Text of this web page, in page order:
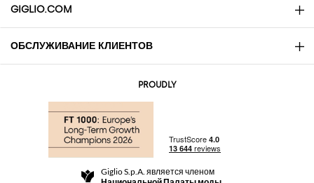
GIGLIO.COM
About
Community Store
ОБСЛУЖИВАНИЕ КЛИЕНТОВ
Правила и условия продажи
PROUDLY
Giglio S.p.A. является членом